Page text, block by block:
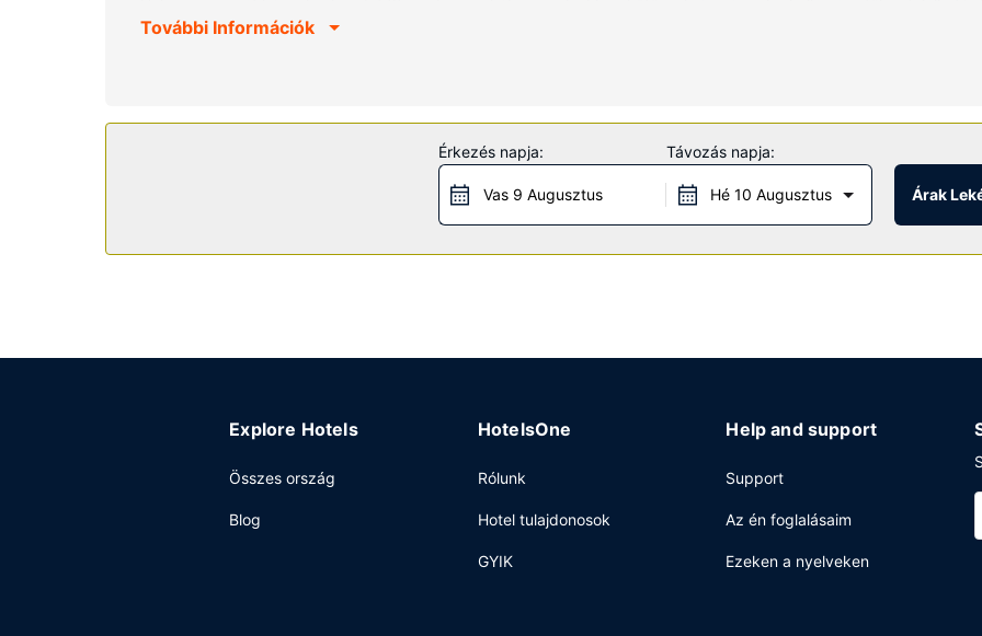
kényelmi párnázattal ellátott a biztosíték egy nyugodt és pihentető alváshoz. A szórakozásról 32 hüvelyk
Élvezze ki a szálláshely kínálta szabadidős létesítményeket és szolgáltatásokat, mint például a(z) beltéri medence,
tartó fitneszterem. A hotel kiegészítő szolgáltatásai között szerepelnek a következők: ingyenes wifihozzáférés,
A szálláshely területén található bár/társalgó finomabbnál is finomabb italokkal várja a vendégeket. Ingyenes teljes
7:00 és 10:00 között.
További Információk
Érkezés napja:
Vas 9 Augusztus
Távozás napja:
Hé 10 Augusztus Árak
Explore Hotels
Összes ország
Blog
HotelsOne
Rólunk
Hotel tulajdonosok
GYIK
Help and support
Support
Az én foglalásaim
Ezeken a nyelveken